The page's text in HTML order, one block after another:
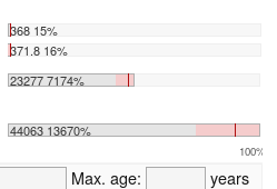
368 15%
371.8 16%
23277 7174%
44063 13670%
100%
Max. age:
years